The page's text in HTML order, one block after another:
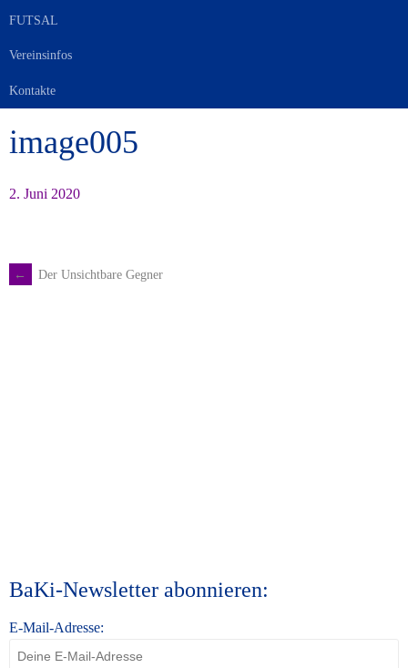
FUTSAL
Vereinsinfos
Kontakte
image005
2. Juni 2020
Artikel-
← Der Unsichtbare Gegner
BaKi-Newsletter abonnieren:
E-Mail-Adresse: